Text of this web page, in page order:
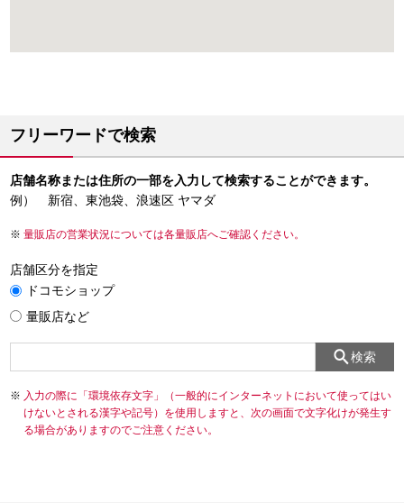
フリーワードで検索
店舗名称または住所の一部を入力して検索することができます。
例） 新宿、東池袋、浪速区 ヤマダ
量販店の営業状況については各量販店へご確認ください。
店舗区分を指定
ドコモショップ
量販店など
検索
入力の際に「環境依存文字」（一般的にインターネットにおいて使ってはい
けないとされる漢字や記号）を使用しますと、次の画面で文字化けが発生す
る場合がありますのでご注意ください。